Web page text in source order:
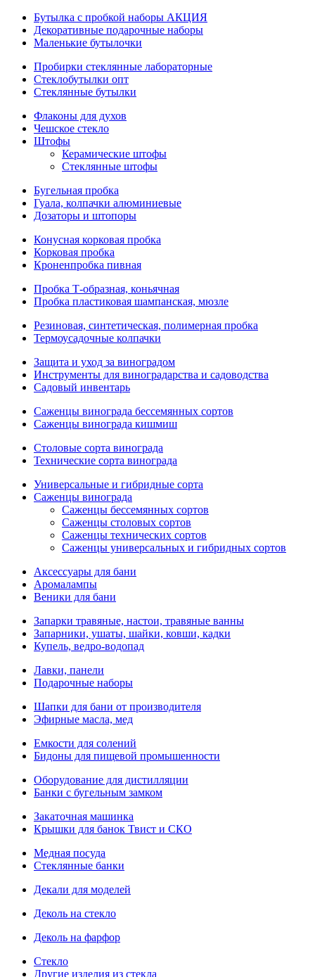
Бутылка с пробкой наборы АКЦИЯ
Декоративные подарочные наборы
Маленькие бутылочки
Пробирки стеклянные лабораторные
Стеклобутылки опт
Стеклянные бутылки
Флаконы для духов
Чешское стекло
Штофы
Керамические штофы
Стеклянные штофы
Бугельная пробка
Гуала, колпачки алюминиевые
Дозаторы и штопоры
Конусная корковая пробка
Корковая пробка
Кроненпробка пивная
Пробка Т-образная, коньячная
Пробка пластиковая шампанская, мюзле
Резиновая, синтетическая, полимерная пробка
Термоусадочные колпачки
Защита и уход за виноградом
Инструменты для виноградарства и садоводства
Садовый инвентарь
Саженцы винограда бессемянных сортов
Саженцы винограда кишмиш
Столовые сорта винограда
Технические сорта винограда
Универсальные и гибридные сорта
Саженцы винограда
Саженцы бессемянных сортов
Саженцы столовых сортов
Саженцы технических сортов
Саженцы универсальных и гибридных сортов
Аксессуары для бани
Аромалампы
Веники для бани
Запарки травяные, настои, травяные ванны
Запарники, ушаты, шайки, ковши, кадки
Купель, ведро-водопад
Лавки, панели
Подарочные наборы
Шапки для бани от производителя
Эфирные масла, мед
Емкости для солений
Бидоны для пищевой промышенности
Оборудование для дистилляции
Банки с бугельным замком
Закаточная машинка
Крышки для банок Твист и СКО
Медная посуда
Стеклянные банки
Декали для моделей
Деколь на стекло
Деколь на фарфор
Стекло
Другие изделия из стекла